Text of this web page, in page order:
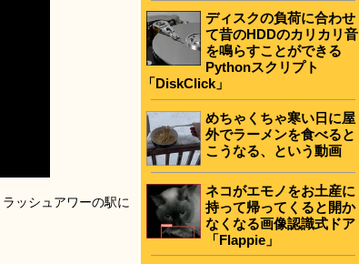
ッシュアワーの駅に
ディスクの負荷に合わせ
て昔のHDDのカリカリ音
を鳴らすことができる
Pythonスクリプト
「DiskClick」
めちゃくちゃ寒い日に屋
外でラーメンを食べると
こうなる、という動画
ネコがエモノをお土産に
持って帰ってくると開か
なくなる画像認識式ドア
「Flappie」